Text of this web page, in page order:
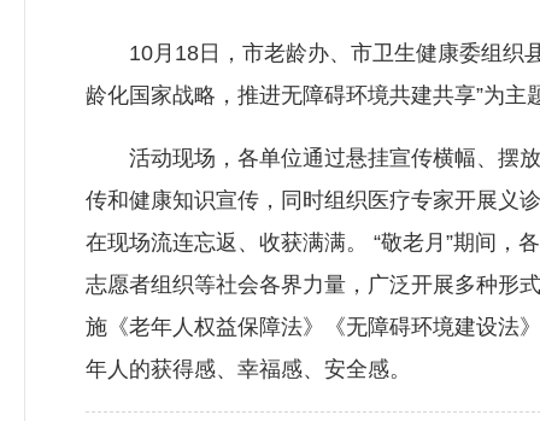
10月18日，市老龄办、市卫生健康委组织县
龄化国家战略，推进无障碍环境共建共享”为主
活动现场，各单位通过悬挂宣传横幅、摆放
传和健康知识宣传，同时组织医疗专家开展义
在现场流连忘返、收获满满。 “敬老月”期间，
志愿者组织等社会各界力量，广泛开展多种形
施《老年人权益保障法》《无障碍环境建设法
年人的获得感、幸福感、安全感。